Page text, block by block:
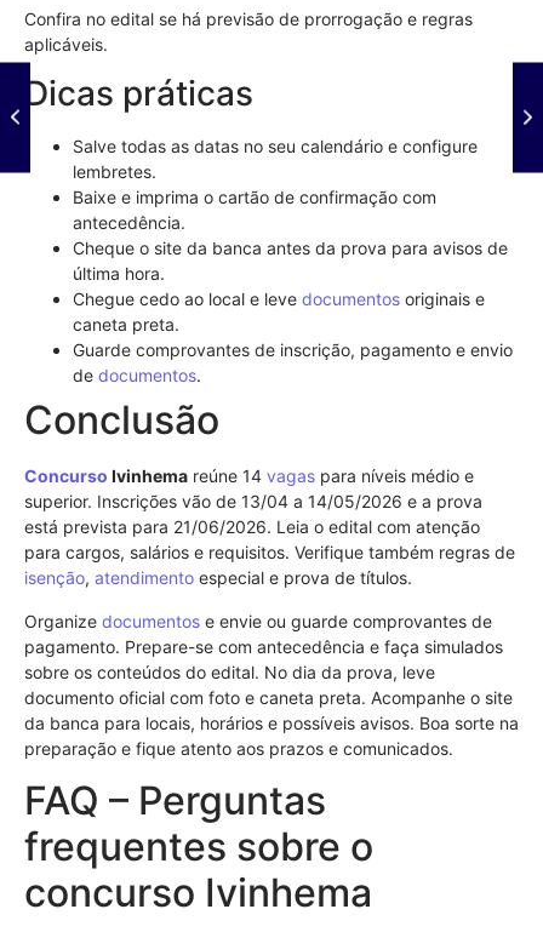
Confira no edital se há previsão de prorrogação e regras
aplicáveis.
Dicas práticas
Salve todas as datas no seu calendário e configure
lembretes.
Baixe e imprima o cartão de confirmação com
antecedência.
Cheque o site da banca antes da prova para avisos de
última hora.
Chegue cedo ao local e leve documentos originais e
caneta preta.
Guarde comprovantes de inscrição, pagamento e envio
de documentos.
Conclusão
Concurso Ivinhema reúne 14 vagas para níveis médio e
superior. Inscrições vão de 13/04 a 14/05/2026 e a prova
está prevista para 21/06/2026. Leia o edital com atenção
para cargos, salários e requisitos. Verifique também regras de
isenção, atendimento especial e prova de títulos.
Organize documentos e envie ou guarde comprovantes de
pagamento. Prepare-se com antecedência e faça simulados
sobre os conteúdos do edital. No dia da prova, leve
documento oficial com foto e caneta preta. Acompanhe o site
da banca para locais, horários e possíveis avisos. Boa sorte na
preparação e fique atento aos prazos e comunicados.
FAQ – Perguntas
frequentes sobre o
concurso Ivinhema